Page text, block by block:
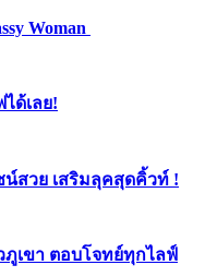
Woman
ด้เลย!
น์สวย เสริมลุคสุดคิ้วท์ !
ภูเขา ตอบโจทย์ทุกไลฟ์